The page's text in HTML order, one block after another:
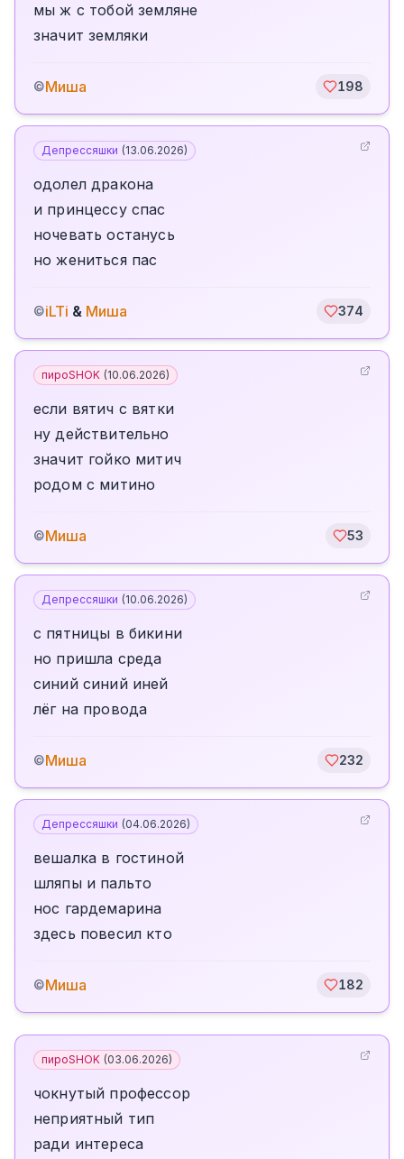
мы ж с тобой земляне
значит земляки
©Миша 198
Депрессяшки (13.06.2026)
одолел дракона
и принцессу спас
ночевать останусь
но жениться пас
©iLTi & Миша 374
пироSHOK (10.06.2026)
если вятич с вятки
ну действительно
значит гойко митич
родом с митино
©Миша 53
Депрессяшки (10.06.2026)
с пятницы в бикини
но пришла среда
синий синий иней
лёг на провода
©Миша 232
Депрессяшки (04.06.2026)
вешалка в гостиной
шляпы и пальто
нос гардемарина
здесь повесил кто
©Миша 182
пироSHOK (03.06.2026)
чокнутый профессор
неприятный тип
ради интереса